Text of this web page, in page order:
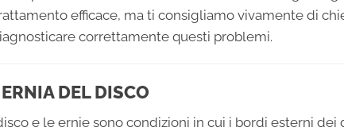
efficace, ma ti consigliamo vivamente di
correttamente questi problemi.
DEL DISCO
e le ernie sono condizioni in cui i bordi esterni dei